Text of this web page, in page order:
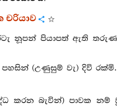
නූපන් පියාපත් ඇති තරුණ
(උණුසුම් වැ) දිවි
කරන බැවින්) පාවක